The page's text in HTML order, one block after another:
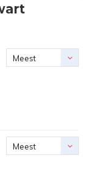
Meest
Meest